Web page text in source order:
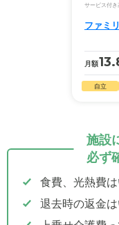
サービス付
ファミ
月額
自立
施設
必ず
食費、光熱費は
退去時の返金は